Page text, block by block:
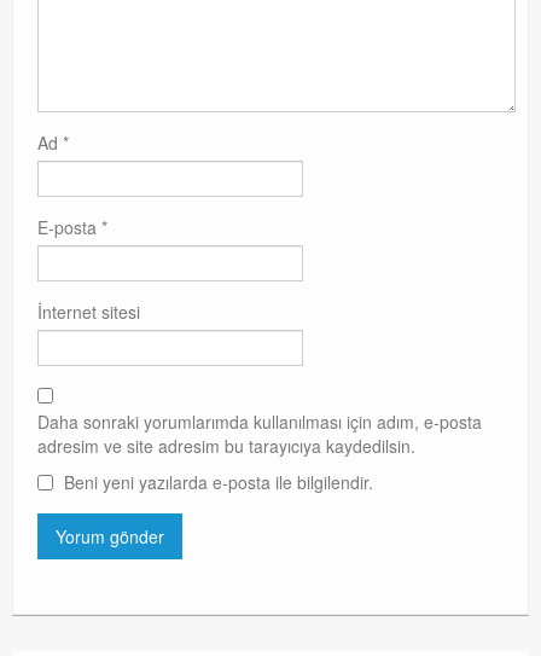
Ad *
E-posta *
İnternet sitesi
Daha sonraki yorumlarımda kullanılması için adım, e-posta
adresim ve site adresim bu tarayıcıya kaydedilsin.
Beni yeni yazılarda e-posta ile bilgilendir.